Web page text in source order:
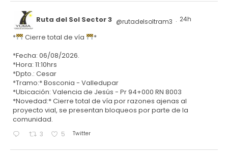
Ruta del Sol Sector 3 @rutadelsoltram3 · 24h
* Cierre total de vía
*
*Fecha: 06/08/2026.
*Hora: 11:10hrs
*Dpto.: Cesar
*Tramo:* Bosconia - Valledupar
*Ubicación: Valencia de Jesús - Pr 94+000 RN 8003
*Novedad:* Cierre total de vía por razones ajenas al
proyecto vial, se presentan bloqueos por parte de la
comunidad.
3 5 Twitter